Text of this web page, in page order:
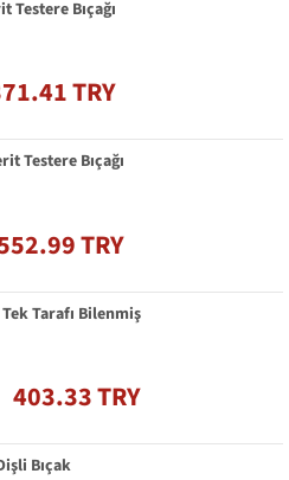
Testere Bıçağı
TRY
Testere Bıçağı
TRY
Tek Tarafı Bilenmiş
403.33 TRY
Bıçak